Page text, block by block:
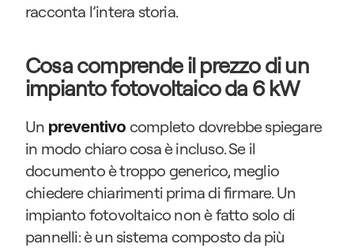
racconta l’intera storia.
Cosa comprende il prezzo di un
impianto fotovoltaico da 6 kW
Un preventivo completo dovrebbe spiegare
in modo chiaro cosa è incluso. Se il
documento è troppo generico, meglio
chiedere chiarimenti prima di firmare. Un
impianto fotovoltaico non è fatto solo di
pannelli: è un sistema composto da più